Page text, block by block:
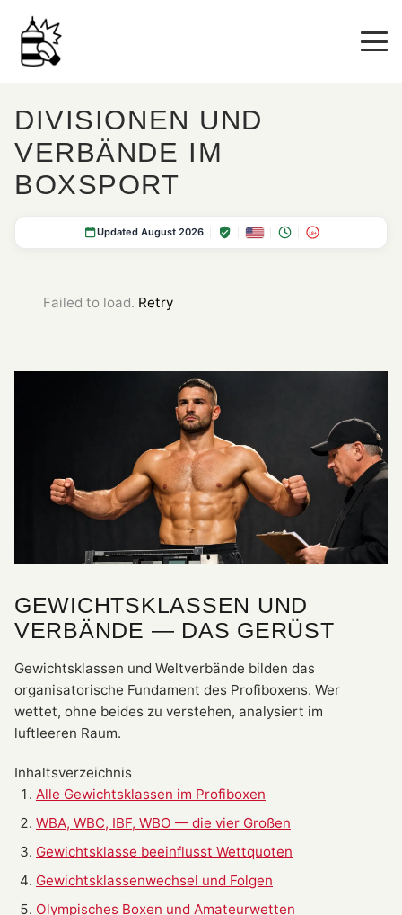
DIVISIONEN UND
VERBÄNDE IM
BOXSPORT
Updated August 2026 18+
Failed to load. Retry
GEWICHTSKLASSEN UND
VERBÄNDE — DAS GERÜST
Gewichtsklassen und Weltverbände bilden das
organisatorische Fundament des Profiboxens. Wer
wettet, ohne beides zu verstehen, analysiert im
luftleeren Raum.
Inhaltsverzeichnis
Alle Gewichtsklassen im Profiboxen
WBA, WBC, IBF, WBO — die vier Großen
Gewichtsklasse beeinflusst Wettquoten
Gewichtsklassenwechsel und Folgen
Olympisches Boxen und Amateurwetten